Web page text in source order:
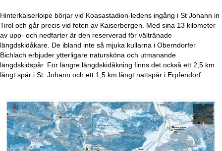
Hinterkaiserloipe börjar vid Koasastadion-ledens ingång i St Johann in
Tirol och går precis vid foten av Kaiserbergen. Med sina 13 kilometer
av upp- och nedfarter är den reserverad för vältränade
längdskidåkare. De ibland inte så mjuka kullarna i Oberndorfer
Bichlach erbjuder ytterligare natursköna och utmanande
längdskidspår. För längre längdskidåkning finns det också ett 2,5 km
långt spår i St. Johann och ett 1,5 km långt nattspår i Erpfendorf.